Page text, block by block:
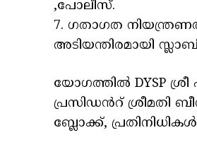
,പോലീസ്.
7. ഗതാഗത
അടിയന്തിരമായി
യോഗത്തിൽ DYSP
പ്രസിഡൻറ് ശ്രീമതി
ബ്ലോക്ക്,